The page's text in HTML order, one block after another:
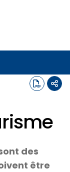
des
être